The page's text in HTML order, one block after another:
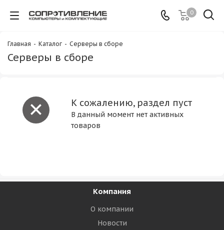
0
Главная - Каталог - Серверы в сборе
Серверы в сборе
К сожалению, раздел пуст
В данный момент нет активных
товаров
Компания
О компании
Новости